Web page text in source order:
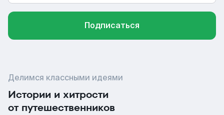
Подписаться
Делимся классными идеями
Истории и хитрости
от путешественников